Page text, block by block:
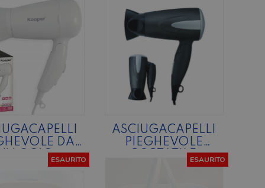
CON
LED
DA
VIAGGIO
ASCIUGACAPELLI
PIEGHEVOLE
PORTATILE
ESAURITO ESAURITO